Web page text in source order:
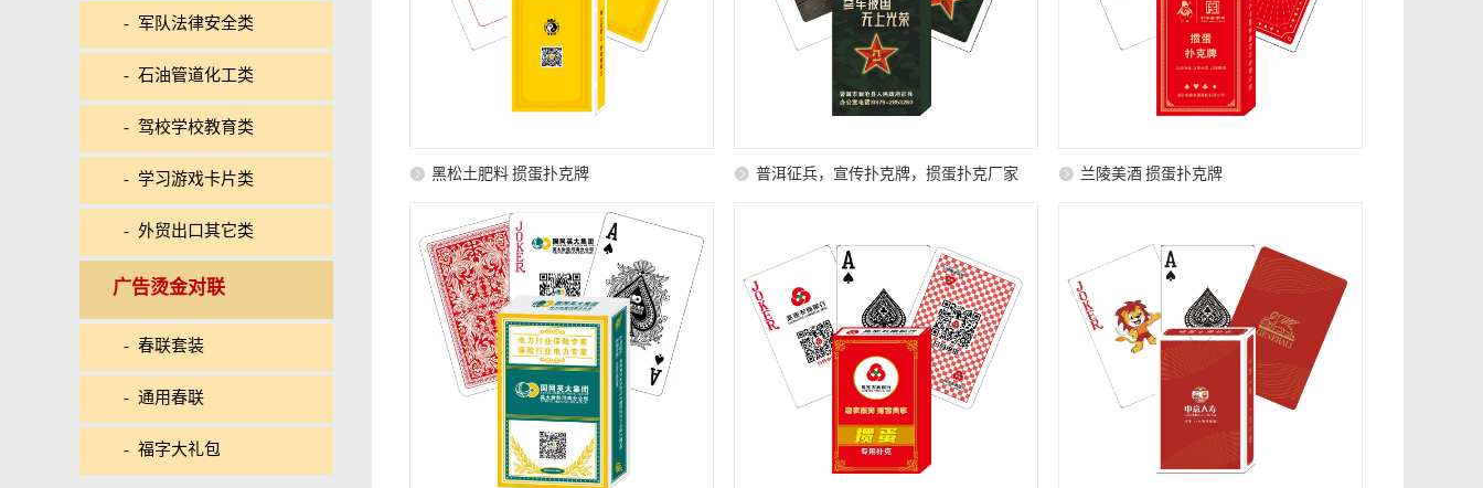
- 军队法律安全类
- 石油管道化工类
- 驾校学校教育类
- 学习游戏卡片类
- 外贸出口其它类
广告烫金对联
- 春联套装
- 通用春联
- 福字大礼包
黑松土肥料 掼蛋扑克牌 普洱征兵，宣传扑克牌，掼蛋扑克厂家 兰陵美酒 掼蛋扑克牌